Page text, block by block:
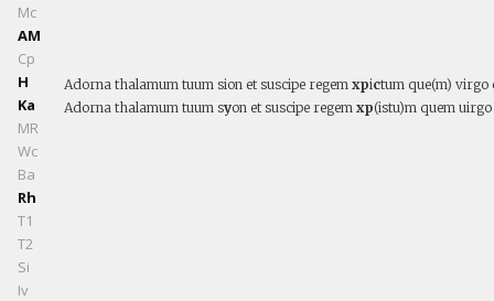
Mc
AM
Cp
H
Adorna thalamum tuum sion et suscipe regem xpictum que(m) virgo
Ka Adorna thalamum tuum syon et suscipe regem xp(istu)m quem
MR
Wc
Ba
Rh
T1
T2
Si
Iv